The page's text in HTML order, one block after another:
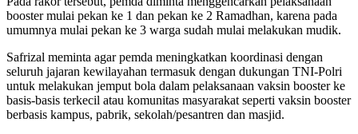
booster mulai pekan ke 1 dan pekan ke 2 Ramadhan, karena pada
umumnya mulai pekan ke 3 warga sudah mulai melakukan mudik.
Safrizal meminta agar pemda meningkatkan koordinasi dengan
seluruh jajaran kewilayahan termasuk dengan dukungan TNI-Polri
untuk melakukan jemput bola dalam pelaksanaan vaksin booster ke
basis-basis terkecil atau komunitas masyarakat seperti vaksin booster
berbasis kampus, pabrik, sekolah/pesantren dan masjid.